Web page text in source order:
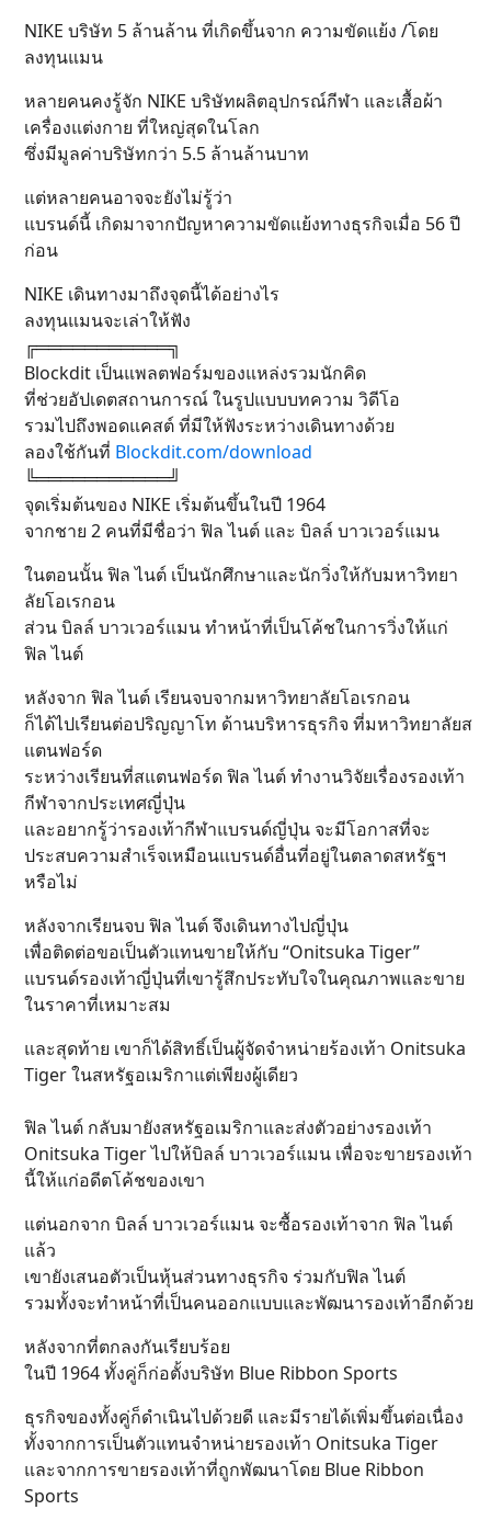
NIKE บริษัท 5 ล้านล้าน ที่เกิดขึ้นจาก ความขัดแย้ง /โดย
ลงทุนแมน
หลายคนคงรู้จัก NIKE บริษัทผลิตอุปกรณ์กีฬา และเสื้อผ้า
เครื่องแต่งกาย ที่ใหญ่สุดในโลก
ซึ่งมีมูลค่าบริษัทกว่า 5.5 ล้านล้านบาท
แต่หลายคนอาจจะยังไม่รู้ว่า
แบรนด์นี้ เกิดมาจากปัญหาความขัดแย้งทางธุรกิจเมื่อ 56 ปี
ก่อน
NIKE เดินทางมาถึงจุดนี้ได้อย่างไร
ลงทุนแมนจะเล่าให้ฟัง
╔═══════════╗
Blockdit เป็นแพลตฟอร์มของแหล่งรวมนักคิด
ที่ช่วยอัปเดตสถานการณ์ ในรูปแบบบทความ วิดีโอ
รวมไปถึงพอดแคสต์ ที่มีให้ฟังระหว่างเดินทางด้วย
ลองใช้กันที่ Blockdit.com/download
╚═══════════╝
จุดเริ่มต้นของ NIKE เริ่มต้นขึ้นในปี 1964
จากชาย 2 คนที่มีชื่อว่า ฟิล ไนต์ และ บิลล์ บาวเวอร์แมน
ในตอนนั้น ฟิล ไนต์ เป็นนักศึกษาและนักวิ่งให้กับมหาวิทยา
ลัยโอเรกอน
ส่วน บิลล์ บาวเวอร์แมน ทำหน้าที่เป็นโค้ชในการวิ่งให้แก่
ฟิล ไนต์
หลังจาก ฟิล ไนต์ เรียนจบจากมหาวิทยาลัยโอเรกอน
ก็ได้ไปเรียนต่อปริญญาโท ด้านบริหารธุรกิจ ที่มหาวิทยาลัยส
แตนฟอร์ด
ระหว่างเรียนที่สแตนฟอร์ด ฟิล ไนต์ ทำงานวิจัยเรื่องรองเท้า
กีฬาจากประเทศญี่ปุ่น
และอยากรู้ว่ารองเท้ากีฬาแบรนด์ญี่ปุ่น จะมีโอกาสที่จะ
ประสบความสำเร็จเหมือนแบรนด์อื่นที่อยู่ในตลาดสหรัฐฯ
หรือไม่
หลังจากเรียนจบ ฟิล ไนต์ จึงเดินทางไปญี่ปุ่น
เพื่อติดต่อขอเป็นตัวแทนขายให้กับ “Onitsuka Tiger”
แบรนด์รองเท้าญี่ปุ่นที่เขารู้สึกประทับใจในคุณภาพและขาย
ในราคาที่เหมาะสม
และสุดท้าย เขาก็ได้สิทธิ์เป็นผู้จัดจำหน่ายร้องเท้า Onitsuka
Tiger ในสหรัฐอเมริกาแต่เพียงผู้เดียว
ฟิล ไนต์ กลับมายังสหรัฐอเมริกาและส่งตัวอย่างรองเท้า
Onitsuka Tiger ไปให้บิลล์ บาวเวอร์แมน เพื่อจะขายรองเท้า
นี้ให้แก่อดีตโค้ชของเขา
แต่นอกจาก บิลล์ บาวเวอร์แมน จะซื้อรองเท้าจาก ฟิล ไนต์
แล้ว
เขายังเสนอตัวเป็นหุ้นส่วนทางธุรกิจ ร่วมกับฟิล ไนต์
รวมทั้งจะทำหน้าที่เป็นคนออกแบบและพัฒนารองเท้าอีกด้วย
หลังจากที่ตกลงกันเรียบร้อย
ในปี 1964 ทั้งคู่ก็ก่อตั้งบริษัท Blue Ribbon Sports
ธุรกิจของทั้งคู่ก็ดำเนินไปด้วยดี และมีรายได้เพิ่มขึ้นต่อเนื่อง
ทั้งจากการเป็นตัวแทนจำหน่ายรองเท้า Onitsuka Tiger
และจากการขายรองเท้าที่ถูกพัฒนาโดย Blue Ribbon
Sports